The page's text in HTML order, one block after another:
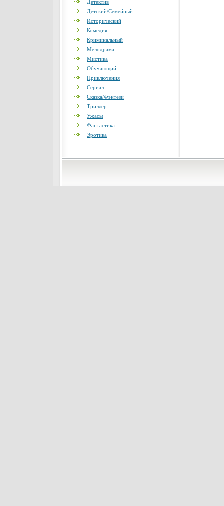
Детектив
Детский/Семейный
Исторический
Комедия
Криминальный
Мелодрама
Мистика
Обучающий
Приключения
Сериал
Сказка/Фэнтези
Триллер
Ужасы
Фантастика
Эротика